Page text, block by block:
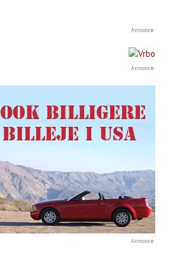
Annonce
Annonce
Annonce